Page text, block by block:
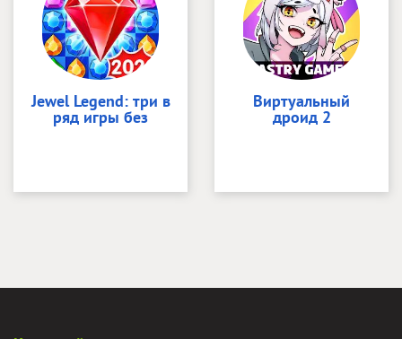
Jewel Legend: три в
ряд игры без
Виртуальный
дроид 2